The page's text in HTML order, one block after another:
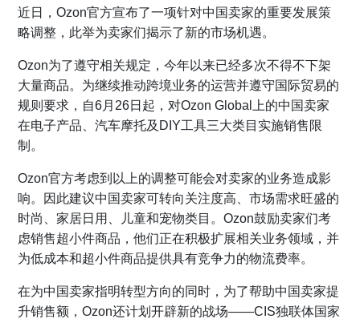
近日，Ozon官方宣布了一项针对中国卖家的重要发展策
略调整，此举为卖家们揭示了新的市场机遇。
Ozon为了遵守相关规定，今年以来已经多次不得不下架
大量商品。为继续推动跨境业务的运营并遵守国际贸易的
规则要求，自6月26日起，对Ozon Global上的中国卖家
在电子产品、汽车摩托及DIY工具三大类目实施销售限
制。
Ozon官方考虑到以上的调整可能会对卖家的业务造成影
响。因此建议中国卖家可转向关注度高、市场需求旺盛的
时尚、家居日用、儿童和宠物类目。Ozon鼓励卖家们考
虑销售超小件商品，他们正在积极扩展相关业务领域，并
为低成本和超小件商品提供具有竞争力的物流费率。
在为中国卖家指明转型方向的同时，为了帮助中国卖家提
升销售额，Ozon还计划开辟新的战场——CIS独联体国家